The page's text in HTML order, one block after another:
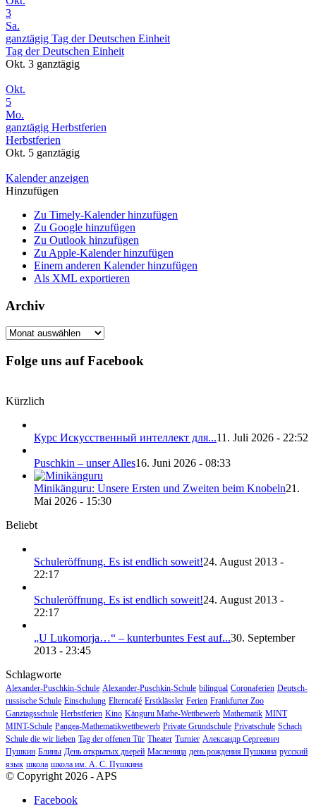
3
Sa.
ganztägig Tag der Deutschen Einheit
Tag der Deutschen Einheit
Okt. 3 ganztägig
Okt.
5
Mo.
ganztägig Herbstferien
Herbstferien
Okt. 5 ganztägig
Kalender anzeigen
Hinzufügen
Zu Timely-Kalender hinzufügen
Zu Google hinzufügen
Zu Outlook hinzufügen
Zu Apple-Kalender hinzufügen
Einem anderen Kalender hinzufügen
Als XML exportieren
Archiv
Archiv
Folge uns auf Facebook
Kürzlich
Курс Искусственный интеллект для...11. Juli 2026 - 22:52
Puschkin – unser Alles16. Juni 2026 - 08:33
Minikänguru: Unsere Ersten und Zweiten beim Knobeln21.
Mai 2026 - 15:30
Beliebt
Schuleröffnung. Es ist endlich soweit!24. August 2013 -
22:17
Schuleröffnung. Es ist endlich soweit!24. August 2013 -
22:17
„U Lukomorja…“ – kunterbuntes Fest auf...30. September
2013 - 23:45
Schlagworte
Alexander-Puschkin-Schule Alexander-Puschkin-Schule bilingual Coronaferien Deutsch-
russische Schule Einschulung Elterncafé Erstklässler Ferien Frankfurter Zoo
Ganztagsschule Herbstferien Kino Känguru Mathe-Wettbewerb Mathematik MINT
MINT-Schule Pangea-Mathematikwettbewerb Private Grundschule Privatschule Schach
Schule die wir lieben Tag der offenen Tür Theater Turnier Александр Сергеевич
Пушкин Блины День открытых дверей Масленица день рождения Пушкина русский
язык школа школа им. А. С. Пушкина
© Copyright 2026 - APS
Facebook